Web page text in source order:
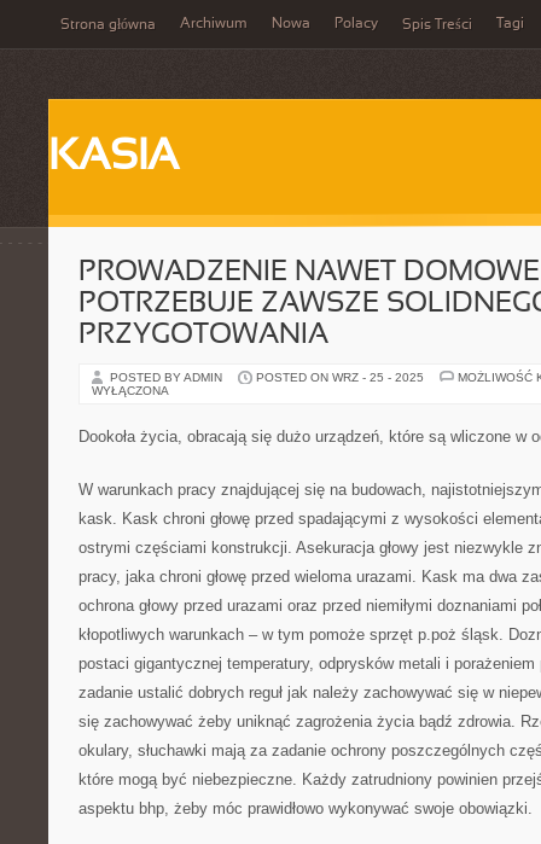
Strona główna Archiwum Nowa Polacy Spis Treści Tagi
KASIA
PROWADZENIE NAWET
POTRZEBUJE ZAWSZE
PRZYGOTOWANIA
POSTED BY ADMIN POSTED ON WRZ - 25 - 2025
MOŻLIWOŚĆ
WYŁĄCZONA
Dookoła życia, obracają się dużo urządzeń, które są wliczone w
W warunkach pracy znajdującej się na budowach,
kask. Kask chroni głowę przed spadającymi z wysokości
ostrymi częściami konstrukcji. Asekuracja głowy jest niezwykle
pracy, jaka chroni głowę przed wieloma urazami. Kask ma dwa
ochrona głowy przed urazami oraz przed niemiłymi doznaniami
kłopotliwych warunkach – w tym pomoże sprzęt p.poż śląsk.
postaci gigantycznej temperatury, odprysków metali i
zadanie ustalić dobrych reguł jak należy zachowywać się w
się zachowywać żeby uniknąć zagrożenia życia bądź zdrowia.
okulary, słuchawki mają za zadanie ochrony poszczególnych
które mogą być niebezpieczne. Każdy zatrudniony powinien
aspektu bhp, żeby móc prawidłowo wykonywać swoje obowiązki.